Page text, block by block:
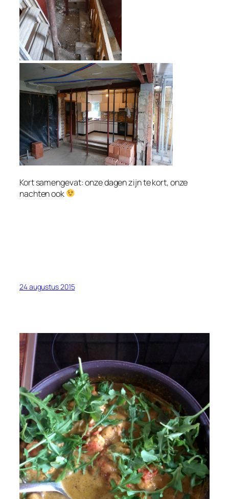
Kort samengevat: onze dagen zijn te kort, onze
nachten ook
24 augustus 2015